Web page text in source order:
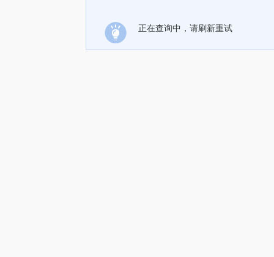
正在查询中，请刷新重试